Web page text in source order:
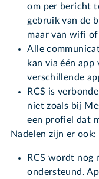
om per bericht
gebruik van de
maar van wifi
Alle
kan via één app
verschillende
RCS is
niet zoals bij
een profiel dat
Nadelen zijn er ook:
RCS wordt nog
ondersteund.